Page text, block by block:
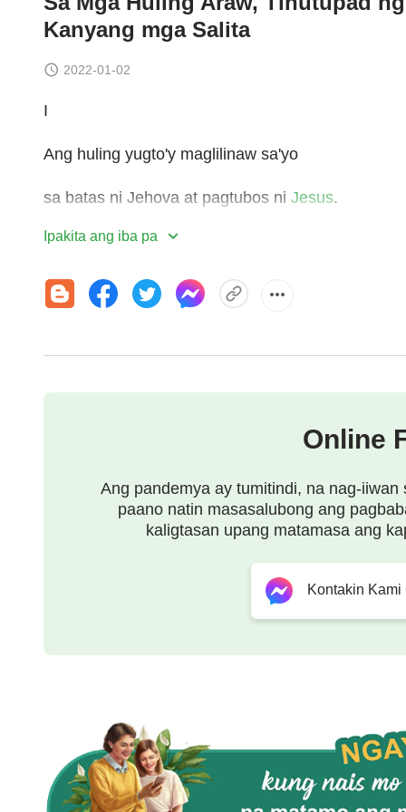
Kanyang mga Salita
2022-01-02
I
Ang huling yugto'y maglilinaw sa'yo
sa batas ni Jehova at pagtubos ni Jesus.
Layuni'y nang maunawaan mo'ng anim-na-libong-
layunin ng gawain at mga salita ni Jesus,
Makikita mo ang katotohanan,
Kung may salitang mananatiling 'di nasabi,
gawai'y 'di makakaabot sa huli;
sa yugtong ito gawai'y inihahatid
Ipakita ang iba pa
Online
Ang pandemya ay tumitindi, na nag-
paano natin masasalubong ang
kaligtasan upang matamasa ang
Kontakin Kami